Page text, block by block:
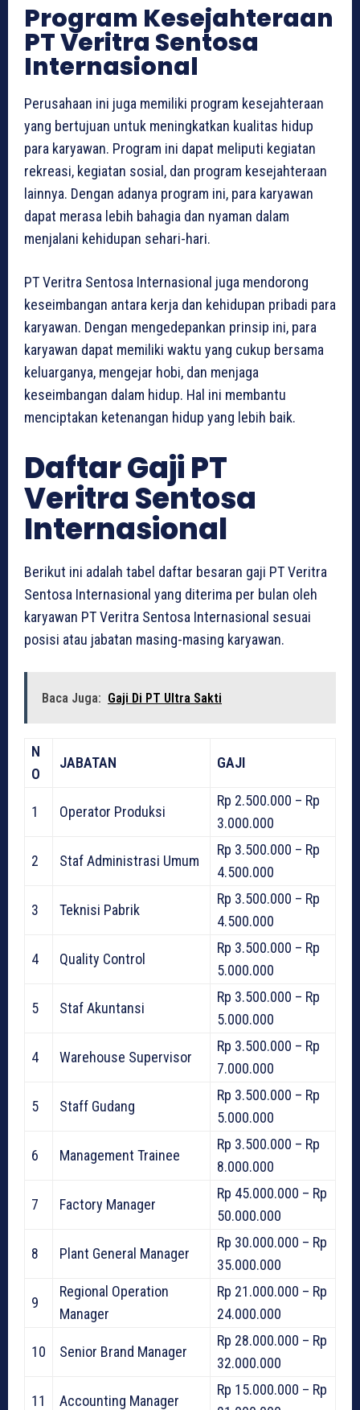
Program Kesejahteraan
PT Veritra Sentosa
Internasional
Perusahaan ini juga memiliki program kesejahteraan
yang bertujuan untuk meningkatkan kualitas hidup
para karyawan. Program ini dapat meliputi kegiatan
rekreasi, kegiatan sosial, dan program kesejahteraan
lainnya. Dengan adanya program ini, para karyawan
dapat merasa lebih bahagia dan nyaman dalam
menjalani kehidupan sehari-hari.
PT Veritra Sentosa Internasional juga mendorong
keseimbangan antara kerja dan kehidupan pribadi para
karyawan. Dengan mengedepankan prinsip ini, para
karyawan dapat memiliki waktu yang cukup bersama
keluarganya, mengejar hobi, dan menjaga
keseimbangan dalam hidup. Hal ini membantu
menciptakan ketenangan hidup yang lebih baik.
Daftar Gaji PT
Veritra Sentosa
Internasional
Berikut ini adalah tabel daftar besaran gaji PT Veritra
Sentosa Internasional yang diterima per bulan oleh
karyawan PT Veritra Sentosa Internasional sesuai
posisi atau jabatan masing-masing karyawan.
Baca Juga: Gaji Di PT Ultra Sakti
N
O
JABATAN GAJI
1 Operator Produksi
Rp 2.500.000 – Rp
3.000.000
2 Staf Administrasi Umum
Rp 3.500.000 – Rp
4.500.000
3 Teknisi Pabrik
Rp 3.500.000 – Rp
4.500.000
4 Quality Control
Rp 3.500.000 – Rp
5.000.000
5 Staf Akuntansi
Rp 3.500.000 – Rp
5.000.000
4 Warehouse Supervisor
Rp 3.500.000 – Rp
7.000.000
5 Staff Gudang
Rp 3.500.000 – Rp
5.000.000
6 Management Trainee
Rp 3.500.000 – Rp
8.000.000
7 Factory Manager
Rp 45.000.000 – Rp
50.000.000
8 Plant General Manager
Rp 30.000.000 – Rp
35.000.000
9
Regional Operation
Manager
Rp 21.000.000 – Rp
24.000.000
10 Senior Brand Manager
Rp 28.000.000 – Rp
32.000.000
11 Accounting Manager
Rp 15.000.000 – Rp